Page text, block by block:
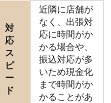
対
応
ス
ピ
ー
ド
近隣に店舗が
なく、出張対
応に時間がか
かる場合や、
振込対応が多
いため現金化
まで時間がか
かることがあ